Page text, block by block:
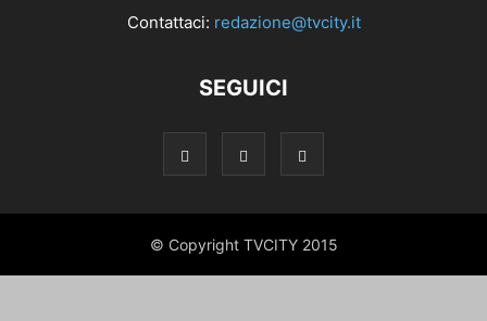
Contattaci: redazione@tvcity.it
SEGUICI
© Copyright TVCITY 2015